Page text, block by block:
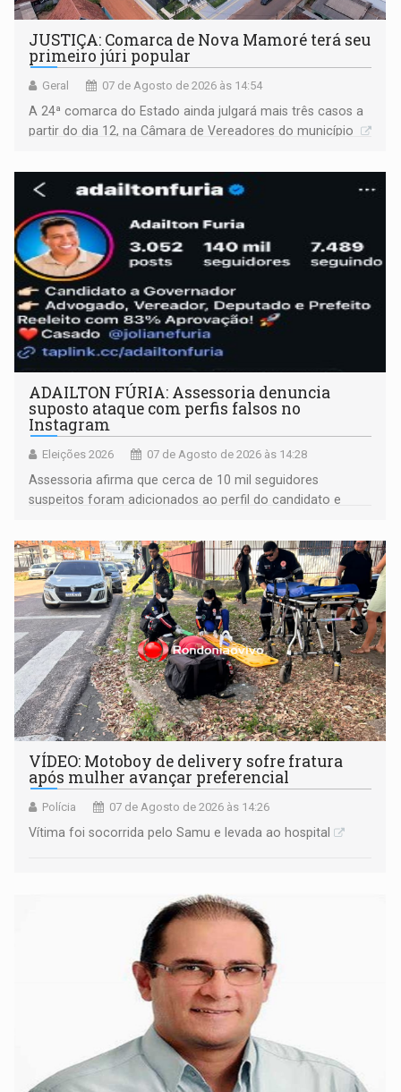
JUSTIÇA: Comarca de Nova Mamoré terá seu
primeiro júri popular
Geral 07 de Agosto de 2026 às 14:54
A 24ª comarca do Estado ainda julgará mais três casos a
partir do dia 12, na Câmara de Vereadores do município
ADAILTON FÚRIA: Assessoria denuncia
suposto ataque com perfis falsos no
Instagram
Eleições 2026 07 de Agosto de 2026 às 14:28
Assessoria afirma que cerca de 10 mil seguidores
suspeitos foram adicionados ao perfil do candidato e
remover as contas
VÍDEO: Motoboy de delivery sofre fratura
após mulher avançar preferencial
Polícia 07 de Agosto de 2026 às 14:26
Vítima foi socorrida pelo Samu e levada ao hospital